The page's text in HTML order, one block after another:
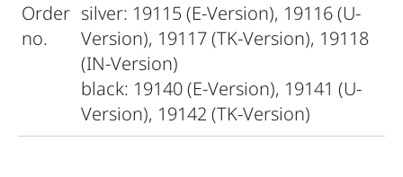
Order
no.
silver: 19115 (E-Version), 19116 (U-
Version), 19117 (TK-Version), 19118
(IN-Version)
black: 19140 (E-Version), 19141 (U-
Version), 19142 (TK-Version)